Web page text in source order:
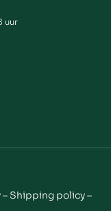
uur
Shipping policy –